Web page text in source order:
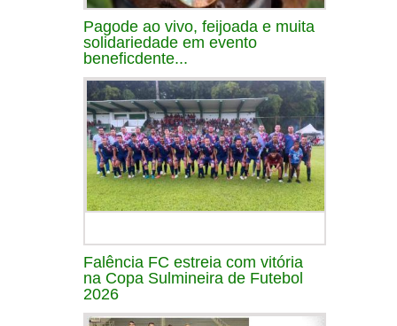
Pagode ao vivo, feijoada e muita
solidariedade em evento
beneficdente...
Falência FC estreia com vitória
na Copa Sulmineira de Futebol
2026